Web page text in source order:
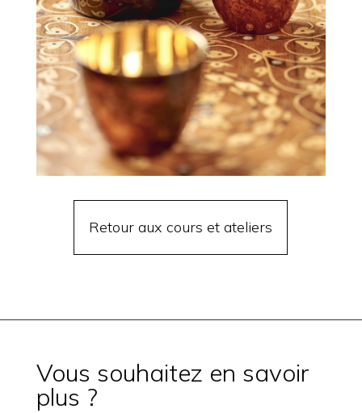
Retour aux cours et ateliers
Vous souhaitez en savoir
plus ?